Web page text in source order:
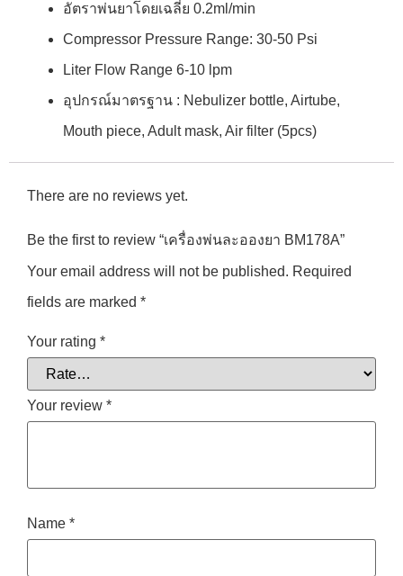
อัตราพ่นยาโดยเฉลี่ย 0.2ml/min
Compressor Pressure Range: 30-50 Psi
Liter Flow Range 6-10 lpm
อุปกรณ์มาตรฐาน : Nebulizer bottle, Airtube,
Mouth piece, Adult mask, Air filter (5pcs)
There are no reviews yet.
Be the first to review “เครื่องพ่นละอองยา BM178A”
Your email address will not be published. Required
fields are marked *
Your rating *
Your review *
Name *